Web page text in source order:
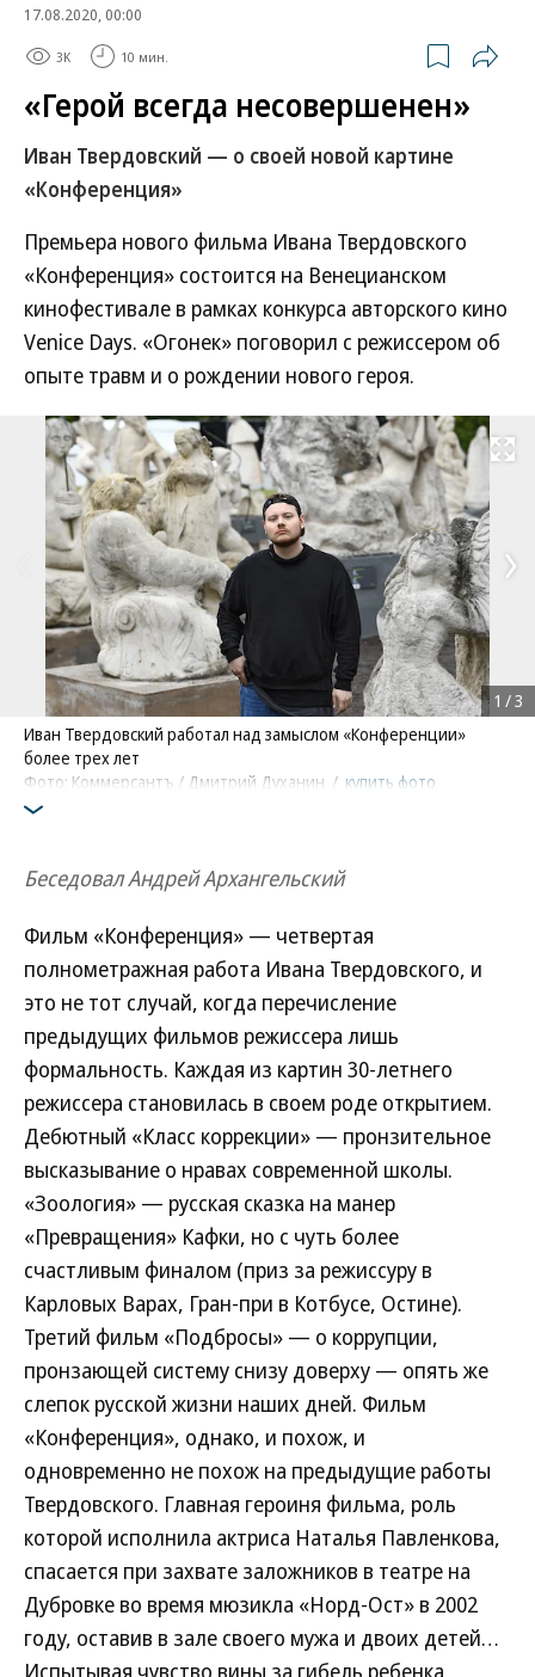
17.08.2020, 00:00
3K 10 мин.
«Герой всегда несовершенен»
Иван Твердовский — о своей новой картине
«Конференция»
Премьера нового фильма Ивана Твердовского
«Конференция» состоится на Венецианском
кинофестивале в рамках конкурса авторского кино
Venice Days. «Огонек» поговорил с режиссером об
опыте травм и о рождении нового героя.
Развернуть
Иван Твердовский работал над замыслом «Конференции»
более трех лет
Фото: Коммерсантъ / Дмитрий Духанин / купить фото
1 /3
Беседовал Андрей Архангельский
Фильм «Конференция» — четвертая
полнометражная работа Ивана Твердовского, и
это не тот случай, когда перечисление
предыдущих фильмов режиссера лишь
формальность. Каждая из картин 30-летнего
режиссера становилась в своем роде открытием.
Дебютный «Класс коррекции» — пронзительное
высказывание о нравах современной школы.
«Зоология» — русская сказка на манер
«Превращения» Кафки, но с чуть более
счастливым финалом (приз за режиссуру в
Карловых Варах, Гран-при в Котбусе, Остине).
Третий фильм «Подбросы» — о коррупции,
пронзающей систему снизу доверху — опять же
слепок русской жизни наших дней. Фильм
«Конференция», однако, и похож, и
одновременно не похож на предыдущие работы
Твердовского. Главная героиня фильма, роль
которой исполнила актриса Наталья Павленкова,
спасается при захвате заложников в театре на
Дубровке во время мюзикла «Норд-Ост» в 2002
году, оставив в зале своего мужа и двоих детей…
Испытывая чувство вины за гибель ребенка,